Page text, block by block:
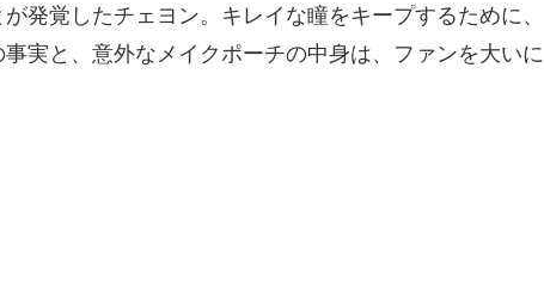
発覚したチェヨン。キレイな瞳をキープするために、
実と、意外なメイクポーチの中身は、ファンを大いに